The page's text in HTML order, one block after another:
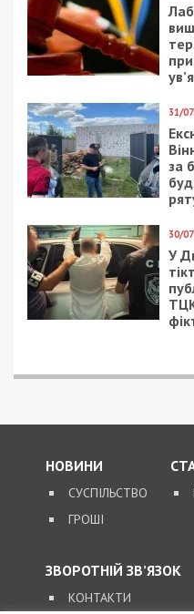
оценку нападениям на
волонтеров Блока
“Украинская
перспектива”
6/04/2018 - 13:38
В Днепре мошенники
вымогали деньги у
торговых центров:
видео